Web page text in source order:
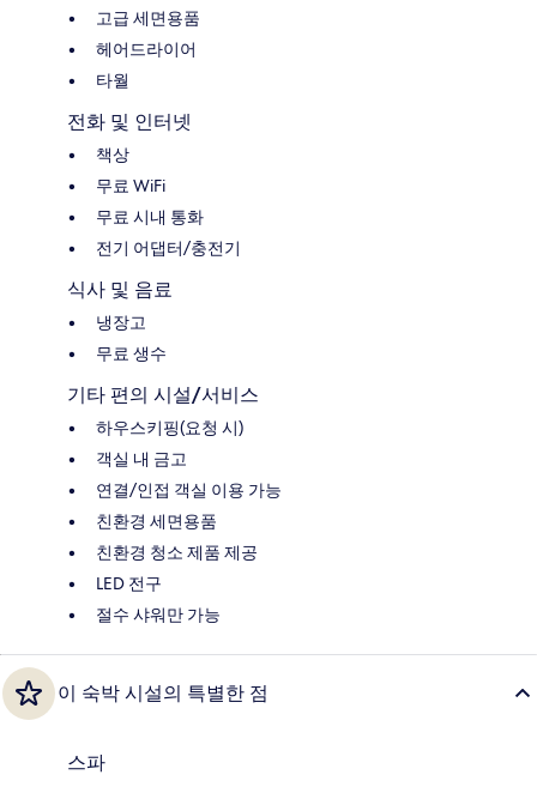
고급 세면용품
헤어드라이어
타월
전화 및 인터넷
책상
무료 WiFi
무료 시내 통화
전기 어댑터/충전기
식사 및 음료
냉장고
무료 생수
기타 편의 시설/서비스
하우스키핑(요청 시)
객실 내 금고
연결/인접 객실 이용 가능
친환경 세면용품
친환경 청소 제품 제공
LED 전구
절수 샤워만 가능
이 숙박 시설의 특별한 점
스파